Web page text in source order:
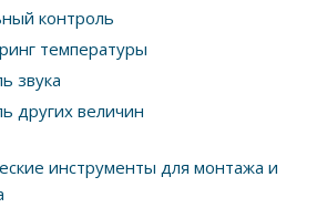
контроль
температуры
звука
других величин
инструменты для монтажа и